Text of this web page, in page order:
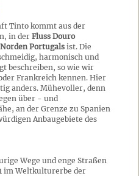
Tinto kommt aus der
in der Fluss Douro
Norden Portugals ist. Die
harmonisch und
beschreiben, so wie wir
Frankreich kennen. Hier
anders. Mühevoller, denn
über - und
an der Grenze zu Spanien
Anbaugebiete des
Wege und enge Straßen
im Weltkulturerbe der